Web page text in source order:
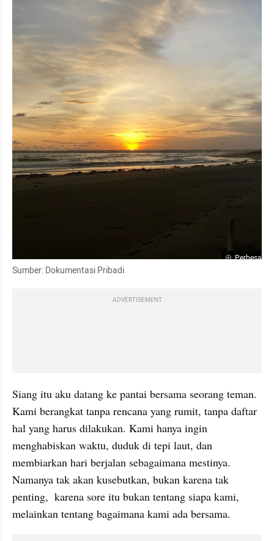
Perbesar
Sumber: Dokumentasi Pribadi
ADVERTISEMENT
Siang itu aku datang ke pantai bersama seorang teman.
Kami berangkat tanpa rencana yang rumit, tanpa daftar
hal yang harus dilakukan. Kami hanya ingin
menghabiskan waktu, duduk di tepi laut, dan
membiarkan hari berjalan sebagaimana mestinya.
Namanya tak akan kusebutkan, bukan karena tak
penting,  karena sore itu bukan tentang siapa kami,
melainkan tentang bagaimana kami ada bersama.